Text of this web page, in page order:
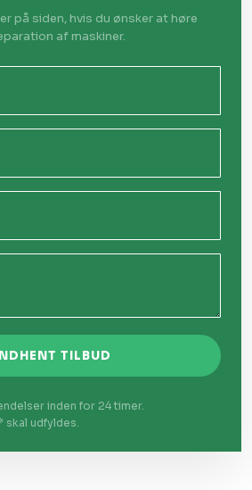
på siden, hvis du ønsker at høre
af maskiner.
inden for 24 timer.
udfyldes.​